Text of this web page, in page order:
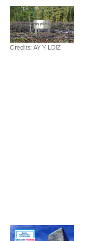
Credits: AY YILDIZ